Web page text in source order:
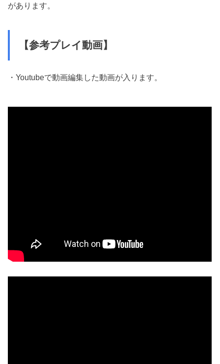
があります。
【参考プレイ動画】
・Youtubeで動画編集した動画が入ります。